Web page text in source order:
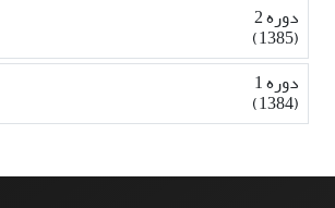
دوره 2
(1385)
دوره 1
(1384)